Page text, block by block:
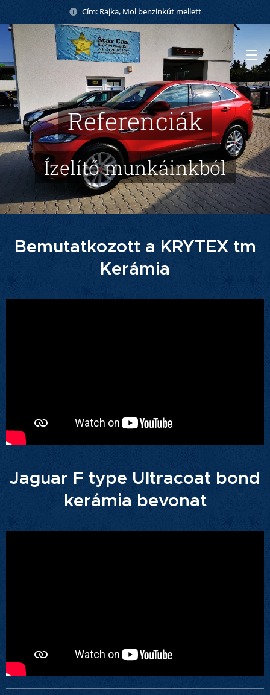
Cím: Rajka, Mol benzinkút mellett
Referenciák
Ízelítő munkáinkból
Bemutatkozott a KRYTEX tm
Kerámia
Jaguar F type Ultracoat bond
kerámia bevonat